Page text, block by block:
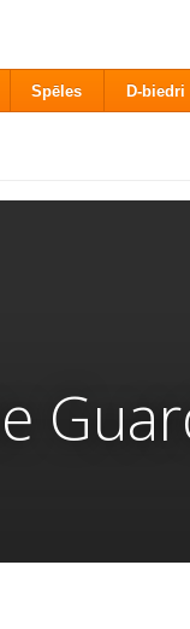
Spēles D-biedri